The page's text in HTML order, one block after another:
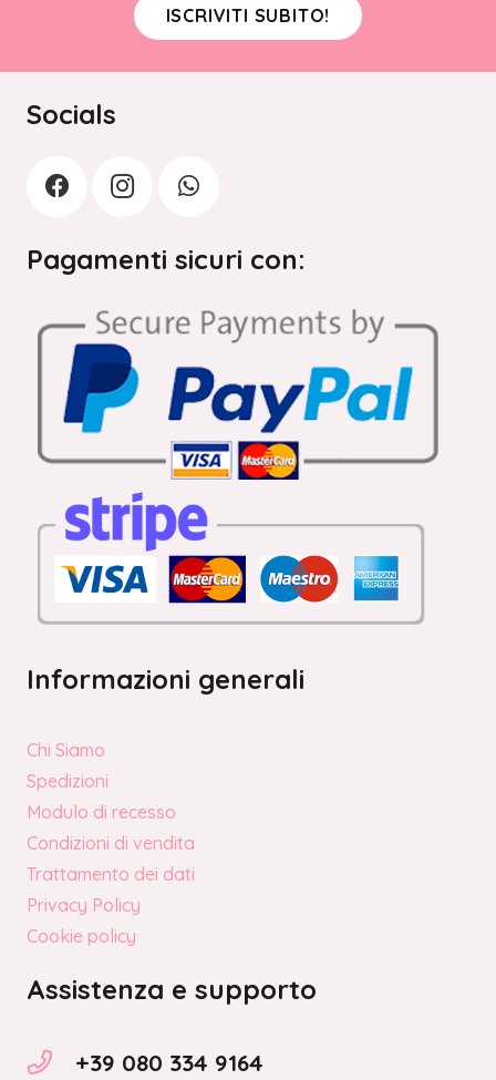
ISCRIVITI SUBITO!
Socials
Pagamenti sicuri con:
Informazioni generali
Chi Siamo
Spedizioni
Modulo di recesso
Condizioni di vendita
Trattamento dei dati
Privacy Policy
Cookie policy
Assistenza e supporto
+39 080 334 9164